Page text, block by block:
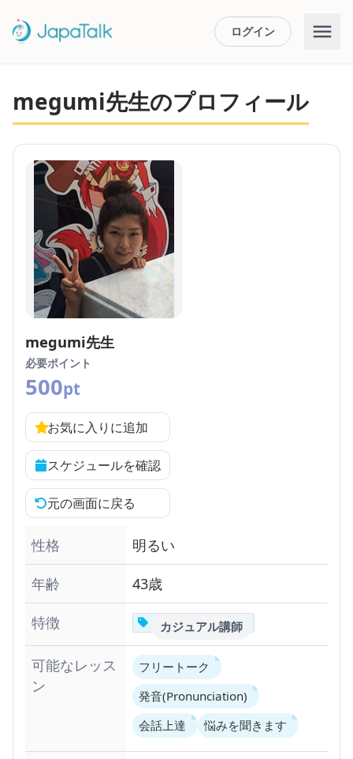
ログイン
megumi先生のプロフィール
megumi先生
必要ポイント
500pt
お気に入りに追加
スケジュールを確認
元の画面に戻る
性格
明るい
年齢
43歳
特徴
カジュアル講師
可能なレッス
ン
フリートーク
発音(Pronunciation)
会話上達
悩みを聞きます